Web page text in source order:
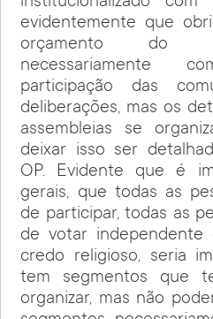
evidentemente que
orçamento do
necessariamente
participação das
deliberações, mas os
assembleias se
deixar isso ser
OP. Evidente que é
gerais, que todas as
de participar, todas as
de votar independente
credo religioso, seria
tem segmentos que
organizar, mas não